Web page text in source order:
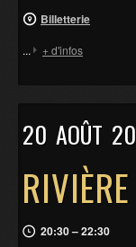
Billetterie
... + d'infos
20 AOÛT
20:30 – 22:30